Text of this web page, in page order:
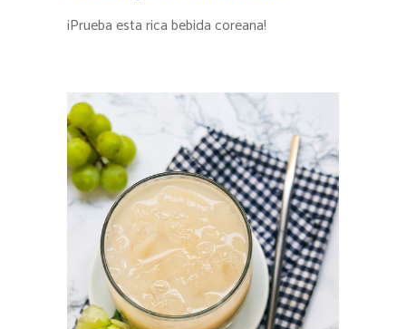
¡Prueba esta rica bebida coreana!